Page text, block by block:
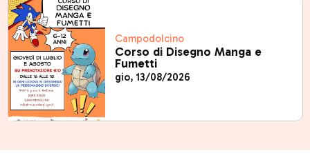
Campodolcino
Corso di Disegno Manga e
Fumetti
gio, 13/08/2026